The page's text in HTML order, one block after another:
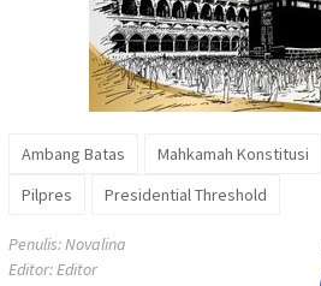
Ambang Batas Mahkamah Konstitusi
Pilpres
Presidential Threshold
Penulis: Novalina
Editor: Editor